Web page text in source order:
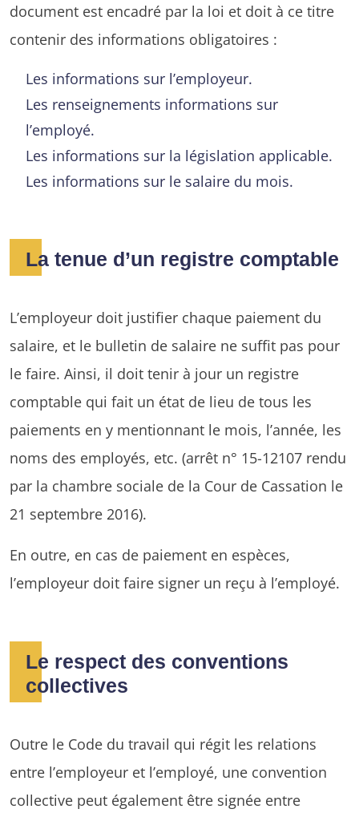
document est encadré par la loi et doit à ce titre
contenir des informations obligatoires :
Les informations sur l’employeur.
Les renseignements informations sur
l’employé.
Les informations sur la législation applicable.
Les informations sur le salaire du mois.
La tenue d’un registre comptable
L’employeur doit justifier chaque paiement du
salaire, et le bulletin de salaire ne suffit pas pour
le faire. Ainsi, il doit tenir à jour un registre
comptable qui fait un état de lieu de tous les
paiements en y mentionnant le mois, l’année, les
noms des employés, etc. (arrêt n° 15-12107 rendu
par la chambre sociale de la Cour de Cassation le
21 septembre 2016).
En outre, en cas de paiement en espèces,
l’employeur doit faire signer un reçu à l’employé.
Le respect des conventions
collectives
Outre le Code du travail qui régit les relations
entre l’employeur et l’employé, une convention
collective peut également être signée entre